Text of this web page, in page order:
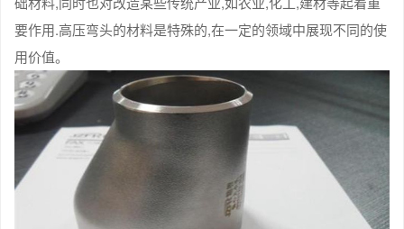
要作用.高压弯头的材料是特殊的,在一定的领域中展现不同的使
用价值。